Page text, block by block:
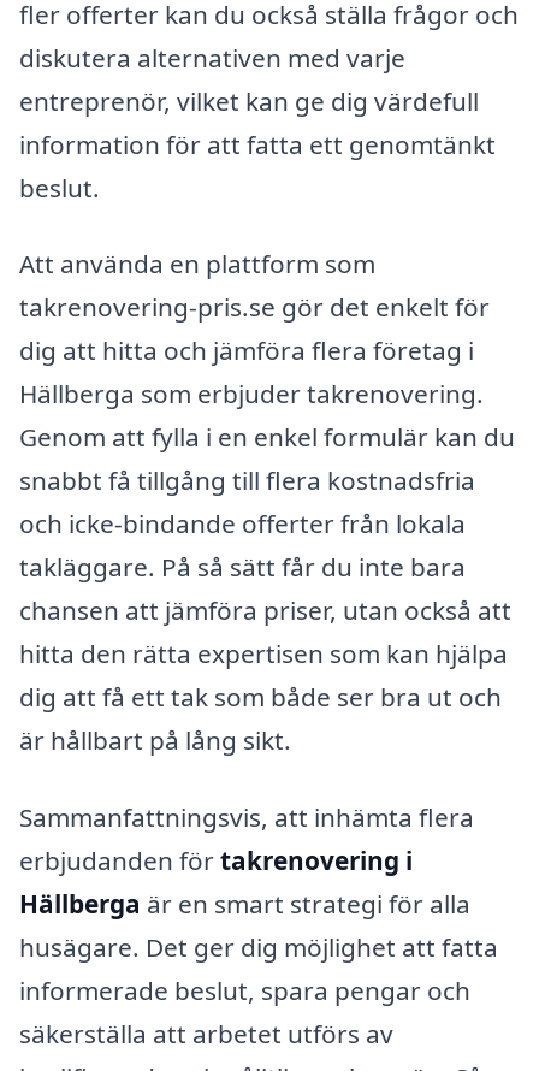
fler offerter kan du också ställa frågor och
diskutera alternativen med varje
entreprenör, vilket kan ge dig värdefull
information för att fatta ett genomtänkt
beslut.
Att använda en plattform som
takrenovering-pris.se gör det enkelt för
dig att hitta och jämföra flera företag i
Hällberga som erbjuder takrenovering.
Genom att fylla i en enkel formulär kan du
snabbt få tillgång till flera kostnadsfria
och icke-bindande offerter från lokala
takläggare. På så sätt får du inte bara
chansen att jämföra priser, utan också att
hitta den rätta expertisen som kan hjälpa
dig att få ett tak som både ser bra ut och
är hållbart på lång sikt.
Sammanfattningsvis, att inhämta flera
erbjudanden förtakrenovering i
Hällberga är en smart strategi för alla
husägare. Det ger dig möjlighet att fatta
informerade beslut, spara pengar och
säkerställa att arbetet utförs av